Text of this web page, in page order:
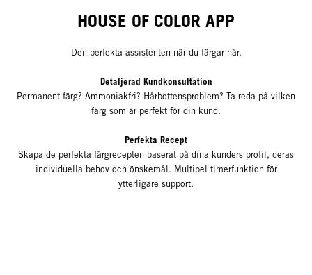
HOUSE OF COLOR APP
Den perfekta assistenten när du färgar hår.
Detaljerad Kundkonsultation
Permanent färg? Ammoniakfri? Hårbottensproblem? Ta reda på vilken
färg som är perfekt för din kund.
Perfekta Recept
Skapa de perfekta färgrecepten baserat på dina kunders profil, deras
individuella behov och önskemål. Multipel timerfunktion för
ytterligare support.